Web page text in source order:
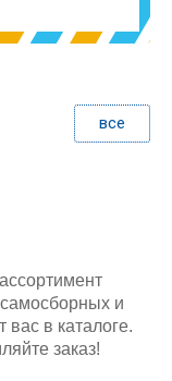
все
и
в каталоге.
заказ!